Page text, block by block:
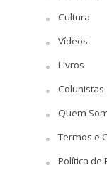
Cultura
Vídeos
Livros
Colunistas
Quem
Termos e
Política de